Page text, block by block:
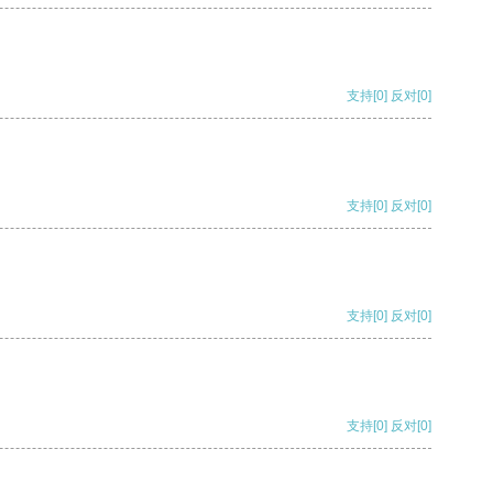
支持[0] 反对[0]
支持[0] 反对[0]
支持[0] 反对[0]
支持[0] 反对[0]